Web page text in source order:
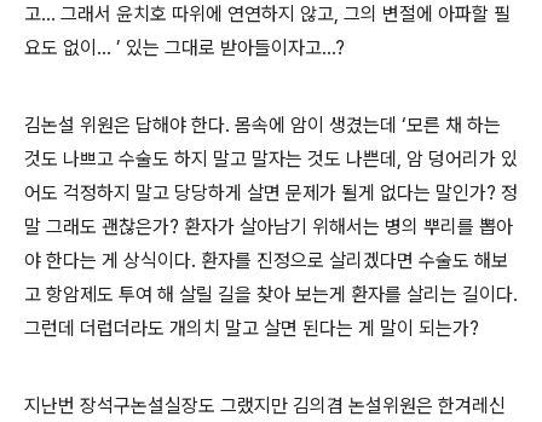
고... 그래서 윤치호 따위에 연연하지 않고, 그의 변절에 아파할 필
요도 없이... ’ 있는 그대로 받아들이자고...?
김논설 위원은 답해야 한다. 몸속에 암이 생겼는데 ‘모른 채 하는
것도 나쁘고 수술도 하지 말고 말자는 것도 나쁜데, 암 덩어리가 있
어도 걱정하지 말고 당당하게 살면 문제가 될게 없다는 말인가? 정
말 그래도 괜찮은가? 환자가 살아남기 위해서는 병의 뿌리를 뽑아
야 한다는 게 상식이다. 환자를 진정으로 살리겠다면 수술도 해보
고 항암제도 투여 해 살릴 길을 찾아 보는게 환자를 살리는 길이다.
그런데 더럽더라도 개의치 말고 살면 된다는 게 말이 되는가?
지난번 장석구논설실장도 그랬지만 김의겸 논설위원은 한겨레신